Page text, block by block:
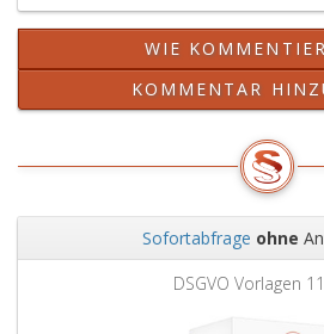
WIE
KOMMENTAR
Sofortabfrage ohne
DSGVO Vorlagen